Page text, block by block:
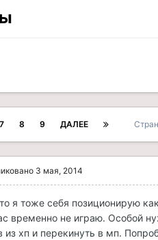
7 8 9 ДАЛЕЕ
3 мая, 2014
я тоже себя позиционирую
временно не играю. Особой
из хп и перекинуть в мп.